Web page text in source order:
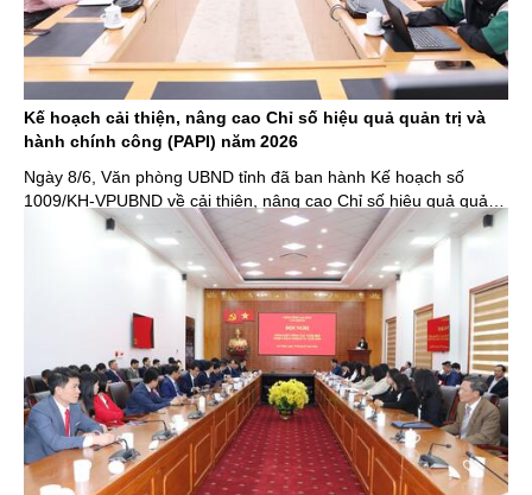
Kế hoạch cải thiện, nâng cao Chỉ số hiệu quả quản trị và
hành chính công (PAPI) năm 2026
Ngày 8/6, Văn phòng UBND tỉnh đã ban hành Kế hoạch số
1009/KH-VPUBND về cải thiện, nâng cao Chỉ số hiệu quả quản
trị và hành chính công (PAPI) năm 2026.